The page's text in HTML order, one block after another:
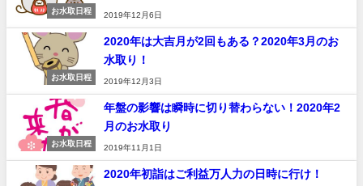
お水取日程
2019年12月6日
お水取日程
2020年は大吉月が2回もある？2020年3月のお
水取り！
2019年12月3日
お水取日程
年盤の影響は瞬時に切り替わらない！2020年2
月のお水取り
2019年11月1日
2020年初詣はご利益万人力の日時に行け！